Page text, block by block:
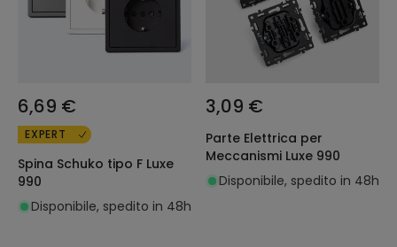
6,69 €
EXPERT
Spina Schuko tipo F Luxe
990
Disponibile, spedito in 48h
3,09 €
Parte Elettrica per
Meccanismi Luxe 990
Disponibile, spedito in 48h